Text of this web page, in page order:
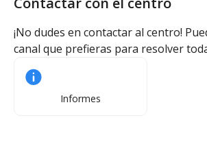
¡No dudes en contactar al centro!
canal que prefieras para resolver
Informes